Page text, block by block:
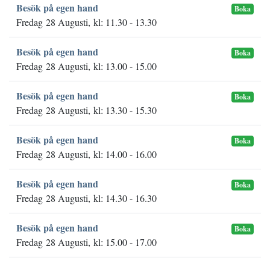
Besök på egen hand Boka
Fredag 28 Augusti, kl: 11.30 - 13.30
Besök på egen hand Boka
Fredag 28 Augusti, kl: 13.00 - 15.00
Besök på egen hand Boka
Fredag 28 Augusti, kl: 13.30 - 15.30
Besök på egen hand Boka
Fredag 28 Augusti, kl: 14.00 - 16.00
Besök på egen hand Boka
Fredag 28 Augusti, kl: 14.30 - 16.30
Besök på egen hand Boka
Fredag 28 Augusti, kl: 15.00 - 17.00